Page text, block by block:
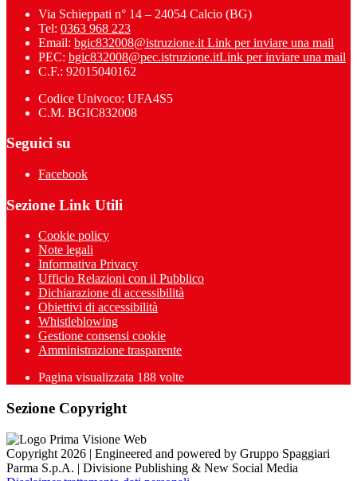
Via Schieppati n° 14 – 24054 Calcio (BG)
Tel: 0363 968 223
Email: bgic832008@istruzione.it Link per inviare una mail
PEC: bgic832008@pec.istruzione.itLink per inviare una mail
C.F.: 92015040162
Codice Univoco: UFA4S5
C.M. BGIC832008
Seguici su
Facebook
Sezione Link Utili
Cookie policy
Note legali
Informativa Privacy
Ufficio Relazioni con il Pubblico
Dichiarazione di accessibilità
Obiettivi di accessibilità
Whistleblowing
Gestione consensi cookie
Amministrazione trasparente
Pagina visualizzata 188 volte
Sezione Copyright
Copyright 2026 | Engineered and powered by Gruppo Spaggiari
Parma S.p.A. | Divisione Publishing & New Social Media